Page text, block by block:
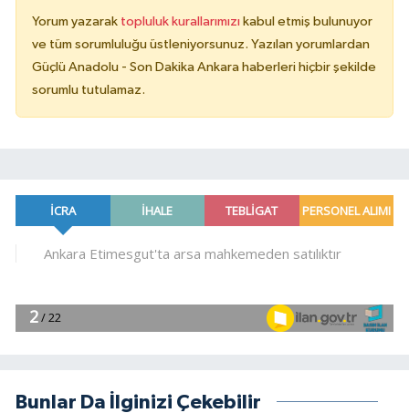
Yorum yazarak topluluk kurallarımızı kabul etmiş bulunuyor
ve tüm sorumluluğu üstleniyorsunuz. Yazılan yorumlardan
Güçlü Anadolu - Son Dakika Ankara haberleri hiçbir şekilde
sorumlu tutulamaz.
Bunlar Da İlginizi Çekebilir